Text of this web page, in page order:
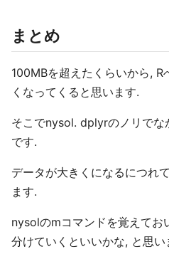
まとめ
100MBを超えたくらいから,
くなってくると思います.
そこでnysol. dplyrのノリでな
です.
データが大きくになるにつれ
ます.
nysolのmコマンドを覚えてお
分けていくといいかな, と思い